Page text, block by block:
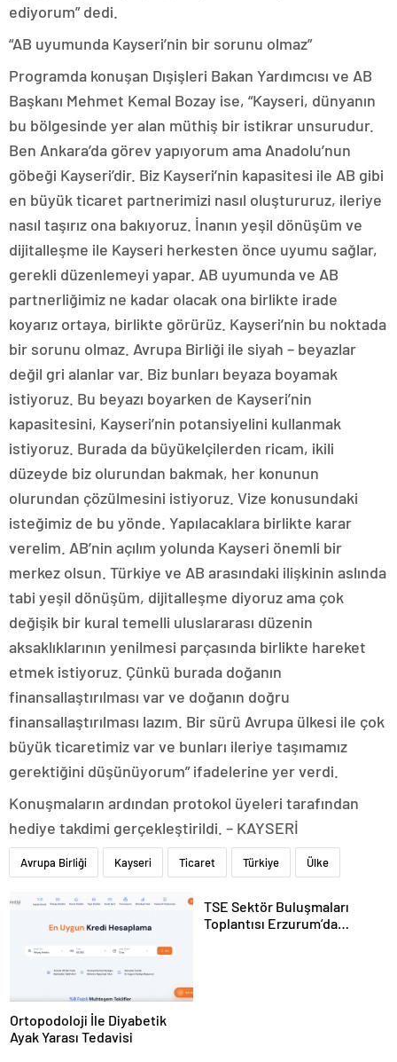
ediyorum” dedi.
“AB uyumunda Kayseri’nin bir sorunu olmaz”
Programda konuşan Dışişleri Bakan Yardımcısı ve AB
Başkanı Mehmet Kemal Bozay ise, “Kayseri, dünyanın
bu bölgesinde yer alan müthiş bir istikrar unsurudur.
Ben Ankara’da görev yapıyorum ama Anadolu’nun
göbeği Kayseri’dir. Biz Kayseri’nin kapasitesi ile AB gibi
en büyük ticaret partnerimizi nasıl oluştururuz, ileriye
nasıl taşırız ona bakıyoruz. İnanın yeşil dönüşüm ve
dijitalleşme ile Kayseri herkesten önce uyumu sağlar,
gerekli düzenlemeyi yapar. AB uyumunda ve AB
partnerliğimiz ne kadar olacak ona birlikte irade
koyarız ortaya, birlikte görürüz. Kayseri’nin bu noktada
bir sorunu olmaz. Avrupa Birliği ile siyah – beyazlar
değil gri alanlar var. Biz bunları beyaza boyamak
istiyoruz. Bu beyazı boyarken de Kayseri’nin
kapasitesini, Kayseri’nin potansiyelini kullanmak
istiyoruz. Burada da büyükelçilerden ricam, ikili
düzeyde biz olurundan bakmak, her konunun
olurundan çözülmesini istiyoruz. Vize konusundaki
isteğimiz de bu yönde. Yapılacaklara birlikte karar
verelim. AB’nin açılım yolunda Kayseri önemli bir
merkez olsun. Türkiye ve AB arasındaki ilişkinin aslında
tabi yeşil dönüşüm, dijitalleşme diyoruz ama çok
değişik bir kural temelli uluslararası düzenin
aksaklıklarının yenilmesi parçasında birlikte hareket
etmek istiyoruz. Çünkü burada doğanın
finansallaştırılması var ve doğanın doğru
finansallaştırılması lazım. Bir sürü Avrupa ülkesi ile çok
büyük ticaretimiz var ve bunları ileriye taşımamız
gerektiğini düşünüyorum” ifadelerine yer verdi.
Konuşmaların ardından protokol üyeleri tarafından
hediye takdimi gerçekleştirildi. – KAYSERİ
Avrupa Birliği Kayseri Ticaret Türkiye Ülke
Ortopodoloji İle Diyabetik
Ayak Yarası Tedavisi
TSE Sektör Buluşmaları
Toplantısı Erzurum’da